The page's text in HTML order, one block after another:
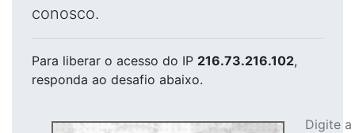
conosco.
Para liberar o acesso do IP 216.73.216.102,
responda ao desafio abaixo.
Digite